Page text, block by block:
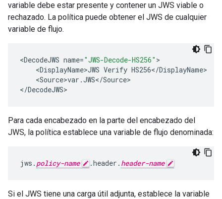
variable debe estar presente y contener un JWS viable o
rechazado. La política puede obtener el JWS de cualquier
variable de flujo.
<DecodeJWS name="JWS-Decode-HS256"
<DisplayName>JWS Verify HS256</DisplayName
<Source>var .JWS</Source>
</DecodeJWS>
Para cada encabezado en la parte del encabezado del
JWS, la política establece una variable de flujo denominada:
jws. policy-name .header. header-name
Si el JWS tiene una carga útil adjunta, establece la variable